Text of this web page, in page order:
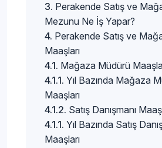
Perakende Satış ve
Mezunu Ne İş Yapar?
Perakende Satış ve
Maaşları
Mağaza Müdürü
Yıl Bazında Mağaza
Maaşları
Satış Danışmanı
Yıl Bazında Satış
Maaşları